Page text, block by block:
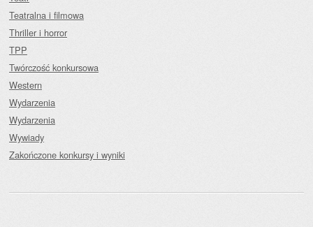
Teatralna i filmowa
Thriller i horror
TPP
Twórczość konkursowa
Western
Wydarzenia
Wydarzenia
Wywiady
Zakończone konkursy i wyniki